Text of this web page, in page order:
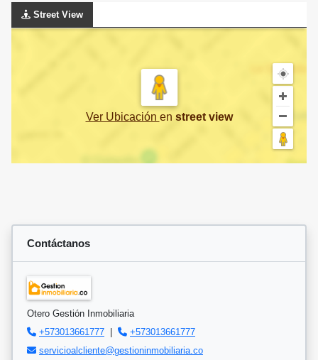
Street View
Ver Ubicación en street view
Contáctanos
Otero Gestión Inmobiliaria
+573013661777 |
+573013661777
servicioalcliente@gestioninmobiliaria.co